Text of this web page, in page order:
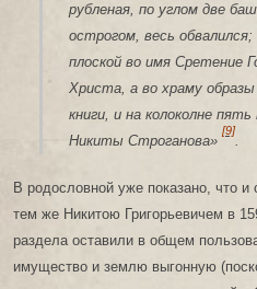
рубленая, по углом две
острогом, весь
плоской во имя Сретение
Христа, а во храму
книги, и на колоколне
Никиты Строганова»
[9]
.
В родословной уже показано, что
тем же Никитою Григорьевичем в
раздела оставили в общем
имущество и землю выгонную